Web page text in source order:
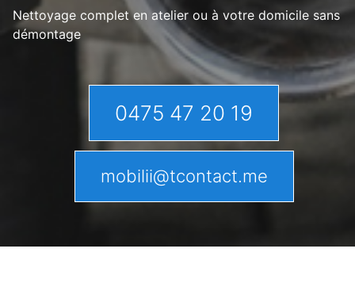
Nettoyage complet en atelier ou à votre domicile sans
démontage
0475 47 20 19
mobilii@tcontact.me